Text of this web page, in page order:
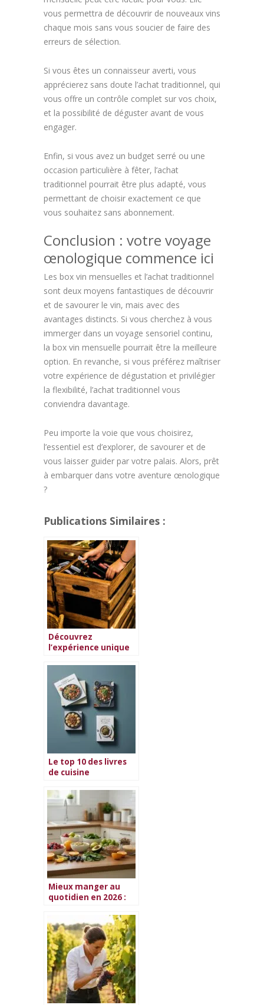
vous permettra de découvrir de nouveaux vins
chaque mois sans vous soucier de faire des
erreurs de sélection.
Si vous êtes un connaisseur averti, vous
apprécierez sans doute l’achat traditionnel, qui
vous offre un contrôle complet sur vos choix,
et la possibilité de déguster avant de vous
engager.
Enfin, si vous avez un budget serré ou une
occasion particulière à fêter, l’achat
traditionnel pourrait être plus adapté, vous
permettant de choisir exactement ce que
vous souhaitez sans abonnement.
Conclusion : votre voyage
œnologique commence ici
Les box vin mensuelles et l’achat traditionnel
sont deux moyens fantastiques de découvrir
et de savourer le vin, mais avec des
avantages distincts. Si vous cherchez à vous
immerger dans un voyage sensoriel continu,
la box vin mensuelle pourrait être la meilleure
option. En revanche, si vous préférez maîtriser
votre expérience de dégustation et privilégier
la flexibilité, l’achat traditionnel vous
conviendra davantage.
Peu importe la voie que vous choisirez,
l’essentiel est d’explorer, de savourer et de
vous laisser guider par votre palais. Alors, prêt
à embarquer dans votre aventure œnologique
?
Publications Similaires :
Découvrez
l’expérience unique
Le top 10 des livres
de cuisine
2026
Mieux manger au
quotidien en 2026 :